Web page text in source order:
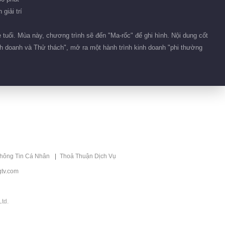
giải trí
Mùa này, chương trình sẽ đến "Ma-rốc" để ghi hình. Nội dung cốt
và Thử thách", mở ra một hành trình kinh doanh "phi thường
Tin Cá Nhân Thoả Thuận Dịch Vụ